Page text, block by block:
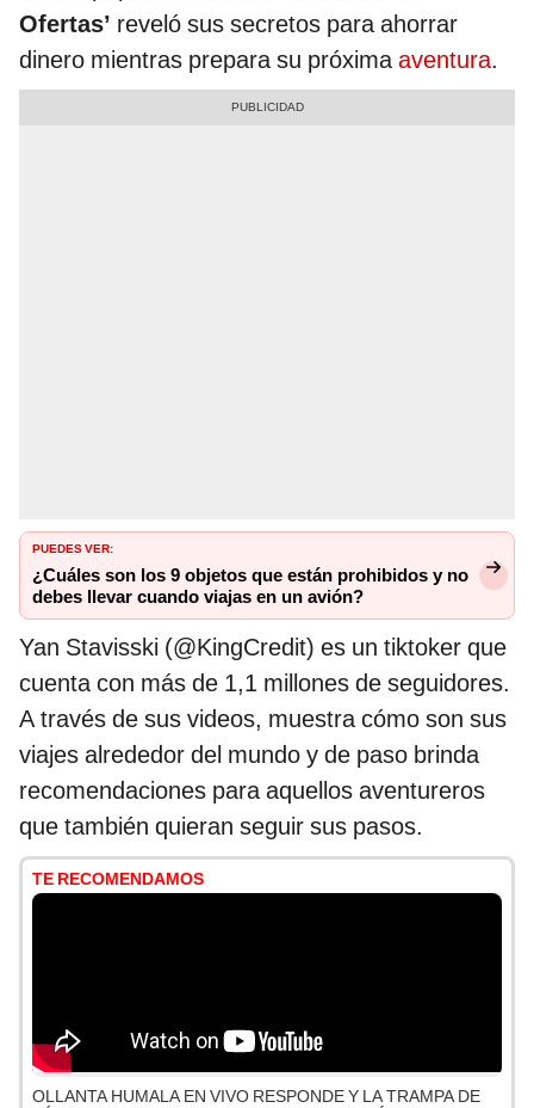
Ofertas’ reveló sus secretos para ahorrar
dinero mientras prepara su próximaaventura.
PUEDES VER:
¿Cuáles son los 9 objetos que están prohibidos y no
debes llevar cuando viajas en un avión?
Yan Stavisski (@KingCredit) es un tiktoker que
cuenta con más de 1,1 millones de seguidores.
A través de sus videos, muestra cómo son sus
viajes alrededor del mundo y de paso brinda
recomendaciones para aquellos aventureros
que también quieran seguir sus pasos.
TE RECOMENDAMOS
OLLANTA HUMALA EN VIVO RESPONDE Y LA TRAMPA DE